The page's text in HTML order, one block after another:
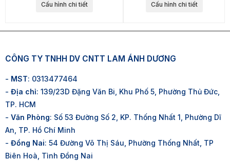
Cấu hình chi tiết Cấu hình chi tiết
CÔNG TY TNHH DV CNTT LAM ÁNH DƯƠNG
- MST: 0313477464
- Địa chỉ: 139/23D Đặng Văn Bi, Khu Phố 5, Phường Thủ Đức,
TP. HCM
- Văn Phòng: Số 53 Đường Số 2, KP. Thống Nhất 1, Phường Dĩ
An, TP. Hồ Chí Minh
- Đồng Nai: 54 Đường Võ Thị Sáu, Phường Thống Nhất, TP
Biên Hoà, Tình Đồng Nai